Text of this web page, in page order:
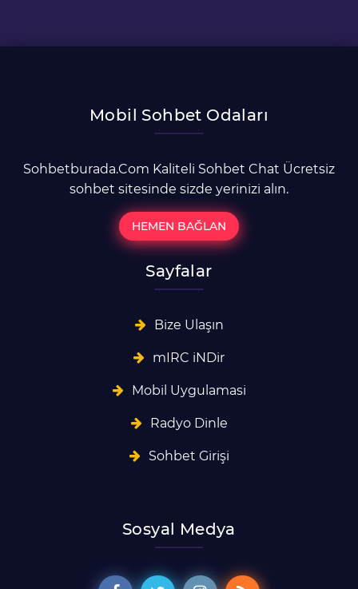
Mobil Sohbet Odaları
Sohbetburada.Com Kaliteli Sohbet Chat Ücretsiz
sohbet sitesinde sizde yerinizi alın.
HEMEN BAĞLAN
Sayfalar
Bize Ulaşın
mIRC iNDir
Mobil Uygulamasi
Radyo Dinle
Sohbet Girişi
Sosyal Medya